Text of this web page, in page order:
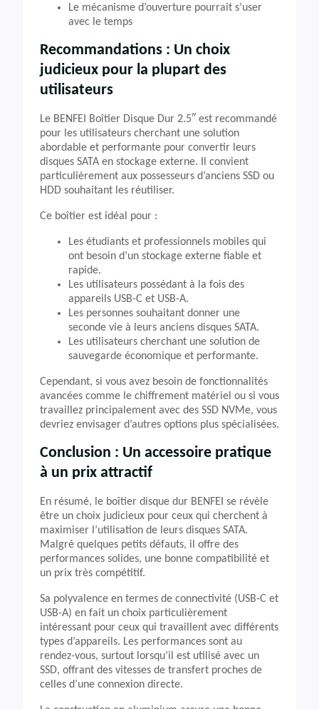
Le mécanisme d’ouverture pourrait s’user
avec le temps
Recommandations : Un choix
judicieux pour la plupart des
utilisateurs
Le BENFEI Boîtier Disque Dur 2.5″ est recommandé
pour les utilisateurs cherchant une solution
abordable et performante pour convertir leurs
disques SATA en stockage externe. Il convient
particulièrement aux possesseurs d’anciens SSD ou
HDD souhaitant les réutiliser.
Ce boîtier est idéal pour :
Les étudiants et professionnels mobiles qui
ont besoin d’un stockage externe fiable et
rapide.
Les utilisateurs possédant à la fois des
appareils USB-C et USB-A.
Les personnes souhaitant donner une
seconde vie à leurs anciens disques SATA.
Les utilisateurs cherchant une solution de
sauvegarde économique et performante.
Cependant, si vous avez besoin de fonctionnalités
avancées comme le chiffrement matériel ou si vous
travaillez principalement avec des SSD NVMe, vous
devriez envisager d’autres options plus spécialisées.
Conclusion : Un accessoire pratique
à un prix attractif
En résumé, le boîtier disque dur BENFEI se révèle
être un choix judicieux pour ceux qui cherchent à
maximiser l’utilisation de leurs disques SATA.
Malgré quelques petits défauts, il offre des
performances solides, une bonne compatibilité et
un prix très compétitif.
Sa polyvalence en termes de connectivité (USB-C et
USB-A) en fait un choix particulièrement
intéressant pour ceux qui travaillent avec différents
types d’appareils. Les performances sont au
rendez-vous, surtout lorsqu’il est utilisé avec un
SSD, offrant des vitesses de transfert proches de
celles d’une connexion directe.